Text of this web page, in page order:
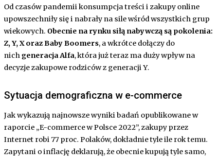
Od czasów pandemii konsumpcja treści i zakupy online
upowszechniły się i nabrały na sile wśród wszystkich grup
wiekowych. Obecnie na rynku siłą nabywczą są pokolenia:
Z, Y, X oraz Baby Boomers, a wkrótce dołączy do
nich generacja Alfa, która już teraz ma duży wpływ na
decyzje zakupowe rodziców z generacji Y.
Sytuacja demograficzna w e-commerce
Jak wykazują najnowsze wyniki badań opublikowane w
raporcie „E-commerce w Polsce 2022”, zakupy przez
Internet robi 77 proc. Polaków, dokładnie tyle ile rok temu.
Zapytani o inflację deklarują, że obecnie kupują tyle samo,